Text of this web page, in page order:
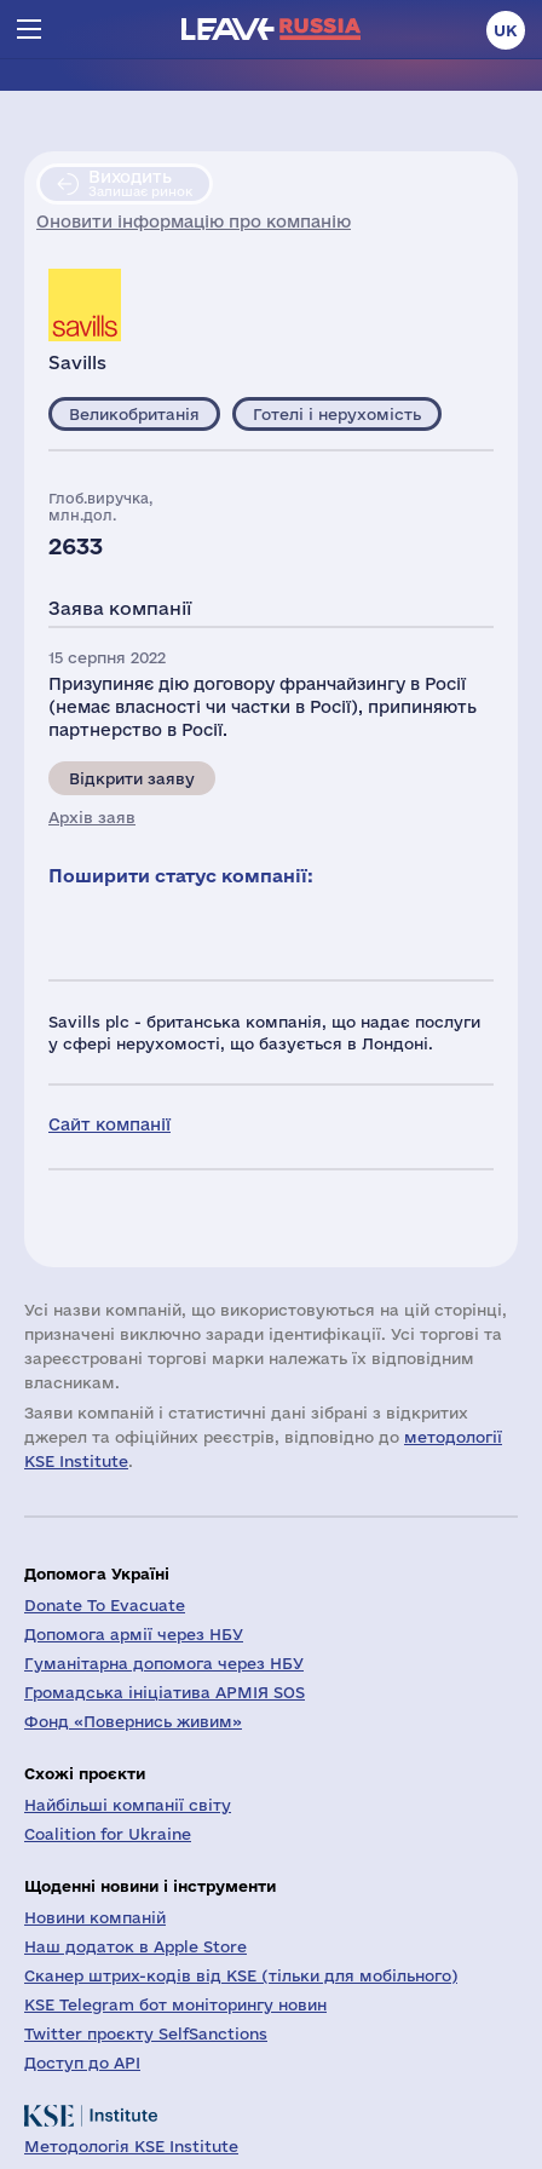
UK
Виходить
Залишає ринок
Оновити інформацію про компанію
Savills
Savills plc - британська компанія, що надає послуги
у сфері нерухомості, що базується в Лондоні.
Сайт компанії
Великобританія Готелі і нерухомість
Глоб.виручка,
млн.дол.
2633
Заява компанії
15 серпня 2022
Призупиняє дію договору франчайзингу в Росії
(немає власності чи частки в Росії), припиняють
партнерство в Росії.
Відкрити заяву
Архів заяв
Поширити статус компанії:
Усі назви компаній, що використовуються на цій сторінці,
призначені виключно заради ідентифікації. Усі торгові та
зареєстровані торгові марки належать їх відповідним
власникам.
Заяви компаній i статистичні дані зібрані з відкритих
джерел та офіційних реєстрів, відповідно до методології
KSE Institute.
Допомога Україні
Donate To Evacuate
Допомога армії через НБУ
Гуманітарна допомога через НБУ
Громадська ініціатива АРМІЯ SOS
Фонд «Повернись живим»
Схожі проєкти
Найбільші компанії світу
Coalition for Ukraine
Щоденні новини і інструменти
Новини компаній
Наш додаток в Apple Store
Сканер штрих-кодів від KSE (тільки для мобільного)
KSE Telegram бот моніторингу новин
Twitter проєкту SelfSanctions
Доступ до API
Методологія KSE Institute